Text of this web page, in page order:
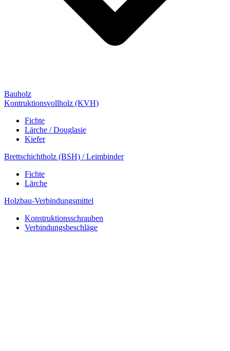
Bauholz
Kontruktionsvollholz (KVH)
Fichte
Lärche / Douglasie
Kiefer
Brettschichtholz (BSH) / Leimbinder
Fichte
Lärche
Holzbau-Verbindungsmittel
Konstruktionsschrauben
Verbindungsbeschläge